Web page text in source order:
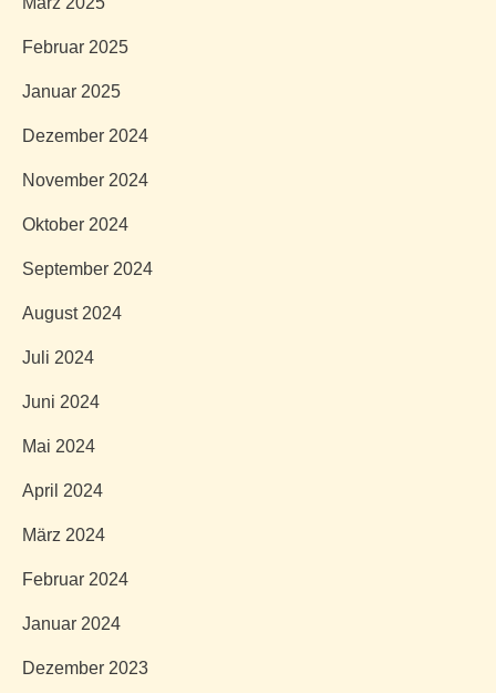
Februar 2025
Januar 2025
Dezember 2024
November 2024
Oktober 2024
September 2024
August 2024
Juli 2024
Juni 2024
Mai 2024
April 2024
März 2024
Februar 2024
Januar 2024
Dezember 2023